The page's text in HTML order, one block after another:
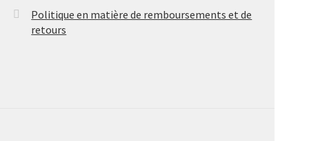
Politique en matière de remboursements et de
retours